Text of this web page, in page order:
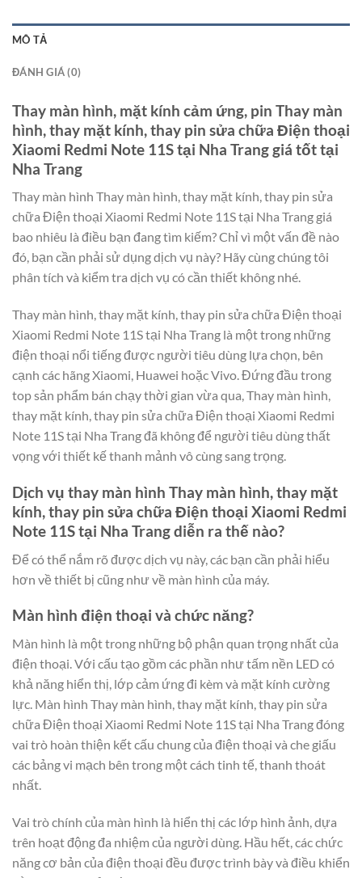
MÔ TẢ
ĐÁNH GIÁ (0)
Thay màn hình, mặt kính cảm ứng, pin Thay màn
hình, thay mặt kính, thay pin sửa chữa Điện thoại
Xiaomi Redmi Note 11S tại Nha Trang giá tốt tại
Nha Trang
Thay màn hình Thay màn hình, thay mặt kính, thay pin sửa
chữa Điện thoại Xiaomi Redmi Note 11S tại Nha Trang giá
bao nhiêu là điều bạn đang tìm kiếm? Chỉ vì một vấn đề nào
đó, bạn cần phải sử dụng dịch vụ này? Hãy cùng chúng tôi
phân tích và kiểm tra dịch vụ có cần thiết không nhé.
Thay màn hình, thay mặt kính, thay pin sửa chữa Điện thoại
Xiaomi Redmi Note 11S tại Nha Trang là một trong những
điện thoại nổi tiếng được người tiêu dùng lựa chọn, bên
cạnh các hãng Xiaomi, Huawei hoặc Vivo. Đứng đầu trong
top sản phẩm bán chạy thời gian vừa qua, Thay màn hình,
thay mặt kính, thay pin sửa chữa Điện thoại Xiaomi Redmi
Note 11S tại Nha Trang đã không để người tiêu dùng thất
vọng với thiết kế thanh mảnh vô cùng sang trọng.
Dịch vụ thay màn hình Thay màn hình, thay mặt
kính, thay pin sửa chữa Điện thoại Xiaomi Redmi
Note 11S tại Nha Trang diễn ra thế nào?
Để có thể nắm rõ được dịch vụ này, các bạn cần phải hiểu
hơn về thiết bị cũng như về màn hình của máy.
Màn hình điện thoại và chức năng?
Màn hình là một trong những bộ phận quan trọng nhất của
điện thoại. Với cấu tạo gồm các phần như tấm nền LED có
khả năng hiển thị, lớp cảm ứng đi kèm và mặt kính cường
lực. Màn hình Thay màn hình, thay mặt kính, thay pin sửa
chữa Điện thoại Xiaomi Redmi Note 11S tại Nha Trang đóng
vai trò hoàn thiện kết cấu chung của điện thoại và che giấu
các bảng vi mạch bên trong một cách tinh tế, thanh thoát
nhất.
Vai trò chính của màn hình là hiển thị các lớp hình ảnh, dựa
trên hoạt động đa nhiệm của người dùng. Hầu hết, các chức
năng cơ bản của điện thoại đều được trình bày và điều khiển